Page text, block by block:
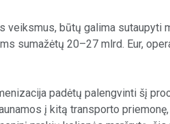
būtų galima sutaupyti
sumažėtų 20–27 mlrd. Eur,
padėtų palengvinti šį
į kitą transporto